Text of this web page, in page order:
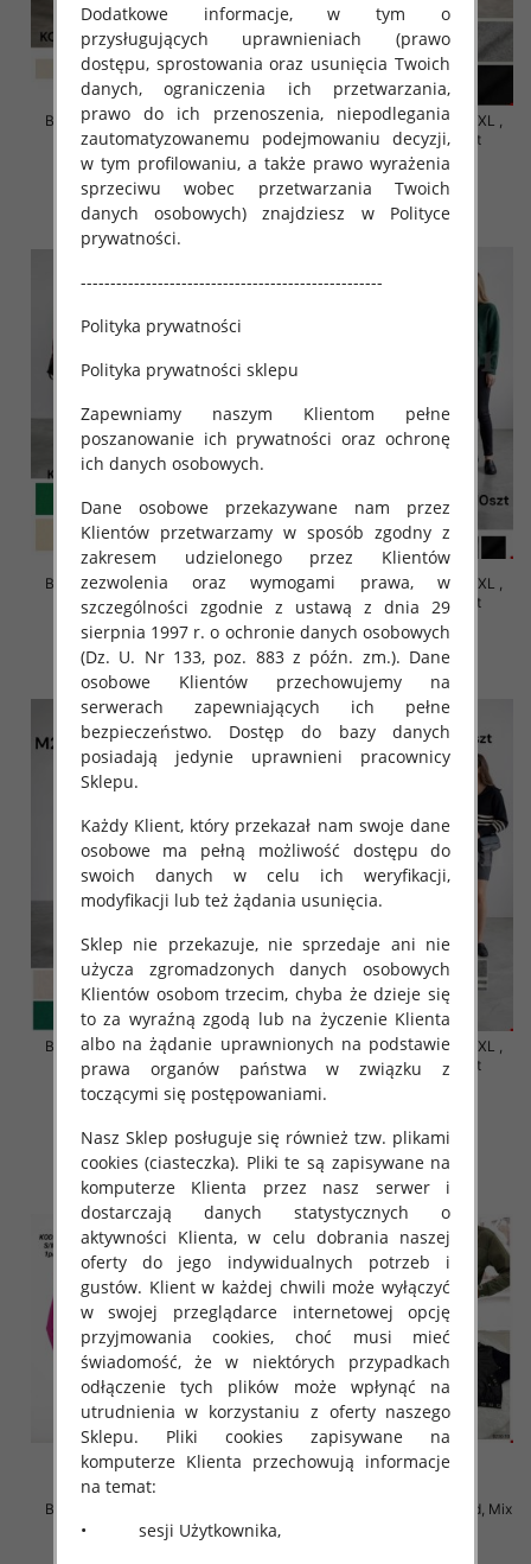
Bluzy damskie Roz S/M-L/XL ,
Mix Kolor Paczka 10 szt
37.00 zł
szczegóły
Bluzy damskie Roz S/M-L/XL ,
Mix Kolor Paczka 10 szt
37.00 zł
szczegóły
Bluzy damskie Roz S/M-L/XL ,
Mix Kolor Paczka 10 szt
37.00 zł
szczegóły
Bluzy damskie Roz S/M-L/XL ,
Mix Kolor Paczka 10 szt
36.00 zł
szczegóły
Bluzy damskie Roz S/M-L/XL ,
Mix Kolor Paczka 10 szt
35.00 zł
szczegóły
Bluzy damskie Roz S/M-L/XL ,
Mix Kolor Paczka 10 szt
szczegóły
Bluzy damskie Roz S/M-L/XL ,
Mix Kolor Paczka 10 szt
Bluzy damskie Roz Standard, Mix
Dodatkowe informacje, w tym o
przysługujących uprawnieniach (prawo
dostępu, sprostowania oraz usunięcia Twoich
danych, ograniczenia ich przetwarzania,
prawo do ich przenoszenia, niepodlegania
zautomatyzowanemu podejmowaniu decyzji,
w tym profilowaniu, a także prawo wyrażenia
sprzeciwu wobec przetwarzania Twoich
danych osobowych) znajdziesz w Polityce
prywatności.
---------------------------------------------------
Polityka prywatności
Polityka prywatności sklepu
Zapewniamy naszym Klientom pełne
poszanowanie ich prywatności oraz ochronę
ich danych osobowych.
Dane osobowe przekazywane nam przez
Klientów przetwarzamy w sposób zgodny z
zakresem udzielonego przez Klientów
zezwolenia oraz wymogami prawa, w
szczególności zgodnie z ustawą z dnia 29
sierpnia 1997 r. o ochronie danych osobowych
(Dz. U. Nr 133, poz. 883 z późn. zm.). Dane
osobowe Klientów przechowujemy na
serwerach zapewniających ich pełne
bezpieczeństwo. Dostęp do bazy danych
posiadają jedynie uprawnieni pracownicy
Sklepu.
Każdy Klient, który przekazał nam swoje dane
osobowe ma pełną możliwość dostępu do
swoich danych w celu ich weryfikacji,
modyfikacji lub też żądania usunięcia.
Sklep nie przekazuje, nie sprzedaje ani nie
użycza zgromadzonych danych osobowych
Klientów osobom trzecim, chyba że dzieje się
to za wyraźną zgodą lub na życzenie Klienta
albo na żądanie uprawnionych na podstawie
prawa organów państwa w związku z
toczącymi się postępowaniami.
Nasz Sklep posługuje się również tzw. plikami
cookies (ciasteczka). Pliki te są zapisywane na
komputerze Klienta przez nasz serwer i
dostarczają danych statystycznych o
aktywności Klienta, w celu dobrania naszej
oferty do jego indywidualnych potrzeb i
gustów. Klient w każdej chwili może wyłączyć
w swojej przeglądarce internetowej opcję
przyjmowania cookies, choć musi mieć
świadomość, że w niektórych przypadkach
odłączenie tych plików może wpłynąć na
utrudnienia w korzystaniu z oferty naszego
Sklepu. Pliki cookies zapisywane na
komputerze Klienta przechowują informacje
na temat:
• sesji Użytkownika,